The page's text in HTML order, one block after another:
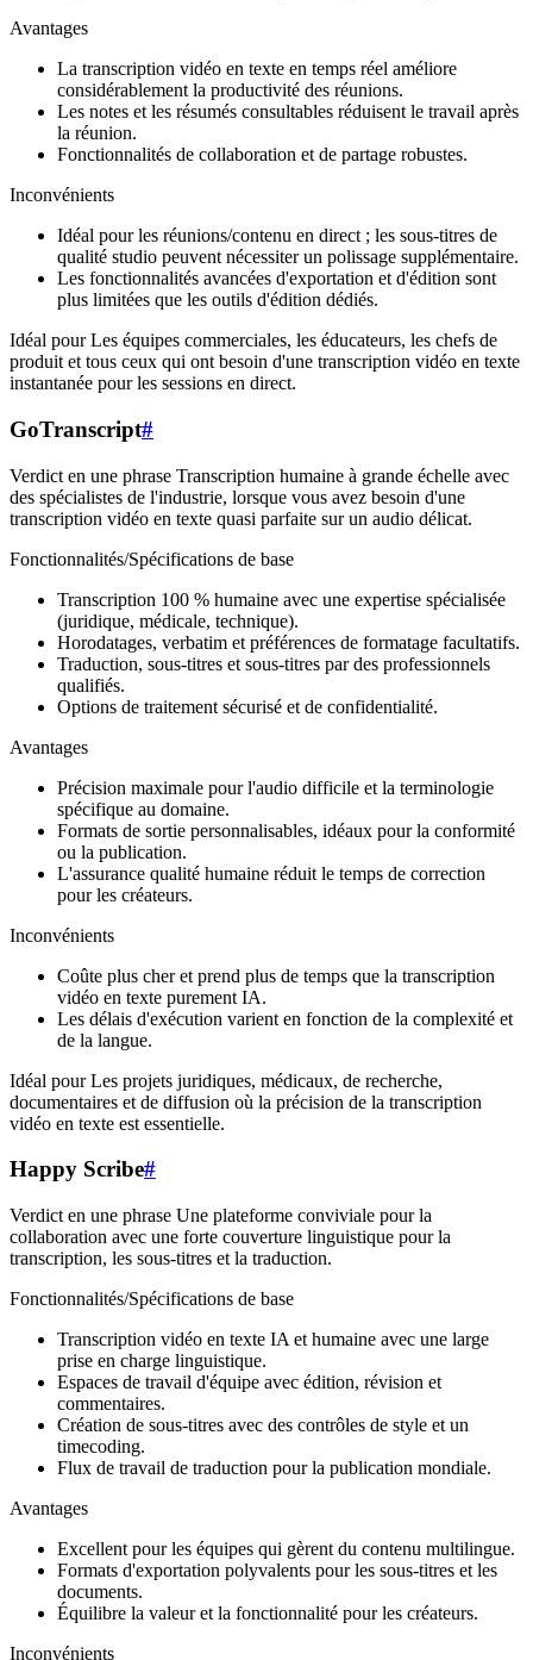
Avantages
La transcription vidéo en texte en temps réel améliore
considérablement la productivité des réunions.
Les notes et les résumés consultables réduisent le travail après
la réunion.
Fonctionnalités de collaboration et de partage robustes.
Inconvénients
Idéal pour les réunions/contenu en direct ; les sous-titres de
qualité studio peuvent nécessiter un polissage supplémentaire.
Les fonctionnalités avancées d'exportation et d'édition sont
plus limitées que les outils d'édition dédiés.
Idéal pour Les équipes commerciales, les éducateurs, les chefs de
produit et tous ceux qui ont besoin d'une transcription vidéo en texte
instantanée pour les sessions en direct.
GoTranscript#
Verdict en une phrase Transcription humaine à grande échelle avec
des spécialistes de l'industrie, lorsque vous avez besoin d'une
transcription vidéo en texte quasi parfaite sur un audio délicat.
Fonctionnalités/Spécifications de base
Transcription 100 % humaine avec une expertise spécialisée
(juridique, médicale, technique).
Horodatages, verbatim et préférences de formatage facultatifs.
Traduction, sous-titres et sous-titres par des professionnels
qualifiés.
Options de traitement sécurisé et de confidentialité.
Avantages
Précision maximale pour l'audio difficile et la terminologie
spécifique au domaine.
Formats de sortie personnalisables, idéaux pour la conformité
ou la publication.
L'assurance qualité humaine réduit le temps de correction
pour les créateurs.
Inconvénients
Coûte plus cher et prend plus de temps que la transcription
vidéo en texte purement IA.
Les délais d'exécution varient en fonction de la complexité et
de la langue.
Idéal pour Les projets juridiques, médicaux, de recherche,
documentaires et de diffusion où la précision de la transcription
vidéo en texte est essentielle.
Happy Scribe#
Verdict en une phrase Une plateforme conviviale pour la
collaboration avec une forte couverture linguistique pour la
transcription, les sous-titres et la traduction.
Fonctionnalités/Spécifications de base
Transcription vidéo en texte IA et humaine avec une large
prise en charge linguistique.
Espaces de travail d'équipe avec édition, révision et
commentaires.
Création de sous-titres avec des contrôles de style et un
timecoding.
Flux de travail de traduction pour la publication mondiale.
Avantages
Excellent pour les équipes qui gèrent du contenu multilingue.
Formats d'exportation polyvalents pour les sous-titres et les
documents.
Équilibre la valeur et la fonctionnalité pour les créateurs.
Inconvénients